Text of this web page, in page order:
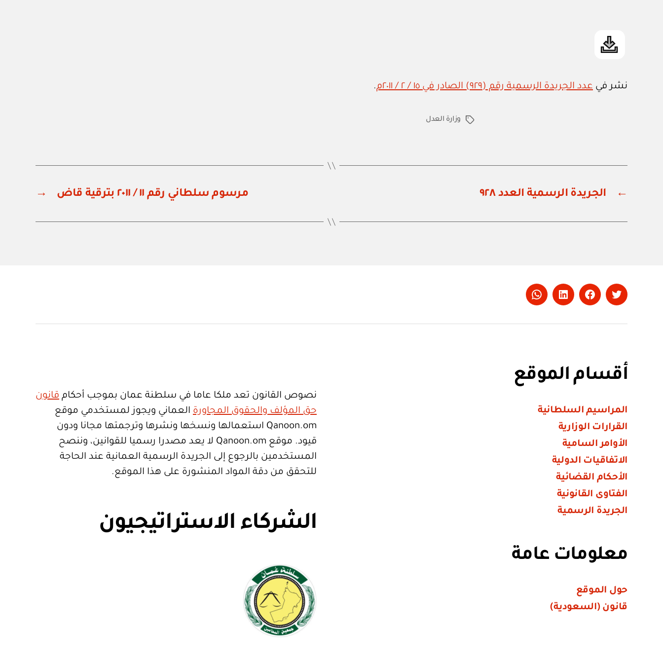
نشر في عدد الجريدة الرسمية رقم (٩٢٩) الصادر في ١٥ / ٢ / ٢٠١١م .
الوسوموزارة العدل
← الجريدة الرسمية العدد ٩٢٨ → مرسوم سلطاني رقم ١١ / ٢٠١١ بترقية قاض
Twitter
Facebook
LinkedIn
Whatsapp
أقسام الموقع
المراسيم السلطانية
القرارات الوزارية
الأوامر السامية
الاتفاقيات الدولية
الأحكام القضائية
الفتاوى القانونية
الجريدة الرسمية
معلومات عامة
حول الموقع
قانون (السعودية)
نصوص القانون تعد ملكا عاما في سلطنة عمان بموجب أحكام قانون
حق المؤلف والحقوق المجاورة العماني ويجوز لمستخدمي موقع
Qanoon.om استعمالها ونسخها ونشرها وترجمتها مجانا ودون
قيود. موقع Qanoon.om لا يعد مصدرا رسميا للقوانين، وننصح
المستخدمين بالرجوع إلى الجريدة الرسمية العمانية عند الحاجة
للتحقق من دقة المواد المنشورة على هذا الموقع.
الشركاء الاستراتيجيون